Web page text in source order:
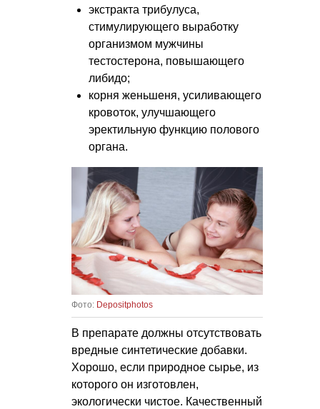
экстракта трибулуса,
стимулирующего выработку
организмом мужчины
тестостерона, повышающего
либидо;
корня женьшеня, усиливающего
кровоток, улучшающего
эректильную функцию полового
органа.
Фото: Depositphotos
В препарате должны отсутствовать
вредные синтетические добавки.
Хорошо, если природное сырье, из
которого он изготовлен,
экологически чистое. Качественный